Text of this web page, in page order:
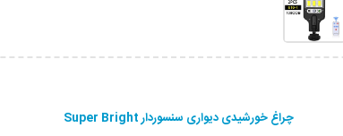
چراغ خورشیدی دیواری سنسوردار Super Bright